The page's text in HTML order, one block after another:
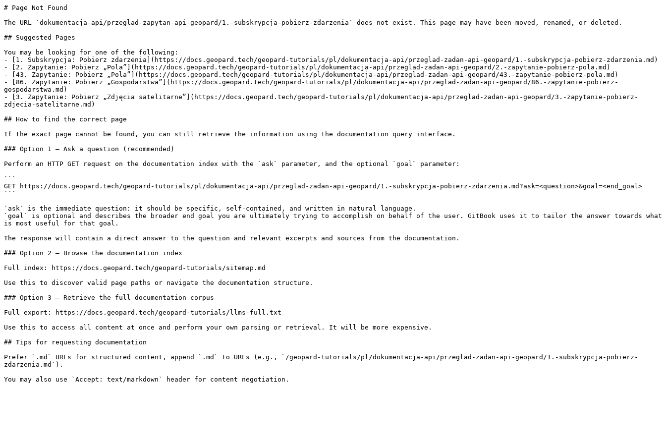
# Page Not Found
The URL `dokumentacja-api/przeglad-zapytan-api-geopard/1.-subskrypcja-pobierz-zdarzenia` does not exist. This page may have been moved, renamed, or deleted.
## Suggested Pages
You may be looking for one of the following:
- [1. Subskrypcja: Pobierz zdarzenia](https://docs.geopard.tech/geopard-tutorials/pl/dokumentacja-api/przeglad-zadan-api-geopard/1.-subskrypcja-pobierz-zdarzenia.md)
- [2. Zapytanie: Pobierz „Pola”](https://docs.geopard.tech/geopard-tutorials/pl/dokumentacja-api/przeglad-zadan-api-geopard/2.-zapytanie-pobierz-pola.md)
- [43. Zapytanie: Pobierz „Pola”](https://docs.geopard.tech/geopard-tutorials/pl/dokumentacja-api/przeglad-zadan-api-geopard/43.-zapytanie-pobierz-pola.md)
- [86. Zapytanie: Pobierz „Gospodarstwa”](https://docs.geopard.tech/geopard-tutorials/pl/dokumentacja-api/przeglad-zadan-api-geopard/86.-zapytanie-pobierz-
gospodarstwa.md)
- [3. Zapytanie: Pobierz „Zdjęcia satelitarne”](https://docs.geopard.tech/geopard-tutorials/pl/dokumentacja-api/przeglad-zadan-api-geopard/3.-zapytanie-pobierz-
zdjecia-satelitarne.md)
## How to find the correct page
If the exact page cannot be found, you can still retrieve the information using the documentation query interface.
### Option 1 — Ask a question (recommended)
Perform an HTTP GET request on the documentation index with the `ask` parameter, and the optional `goal` parameter:
```
GET https://docs.geopard.tech/geopard-tutorials/pl/dokumentacja-api/przeglad-zadan-api-geopard/1.-subskrypcja-pobierz-zdarzenia.md?ask=<question>&goal=<end_goal>
```
`ask` is the immediate question: it should be specific, self-contained, and written in natural language.
`goal` is optional and describes the broader end goal you are ultimately trying to accomplish on behalf of the user. GitBook uses it to tailor the answer towards what
is most useful for that goal.
The response will contain a direct answer to the question and relevant excerpts and sources from the documentation.
### Option 2 — Browse the documentation index
Full index: https://docs.geopard.tech/geopard-tutorials/sitemap.md
Use this to discover valid page paths or navigate the documentation structure.
### Option 3 — Retrieve the full documentation corpus
Full export: https://docs.geopard.tech/geopard-tutorials/llms-full.txt
Use this to access all content at once and perform your own parsing or retrieval. It will be more expensive.
## Tips for requesting documentation
Prefer `.md` URLs for structured content, append `.md` to URLs (e.g., `/geopard-tutorials/pl/dokumentacja-api/przeglad-zadan-api-geopard/1.-subskrypcja-pobierz-
zdarzenia.md`).